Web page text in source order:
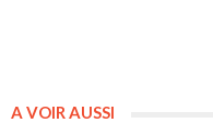
A VOIR AUSSI